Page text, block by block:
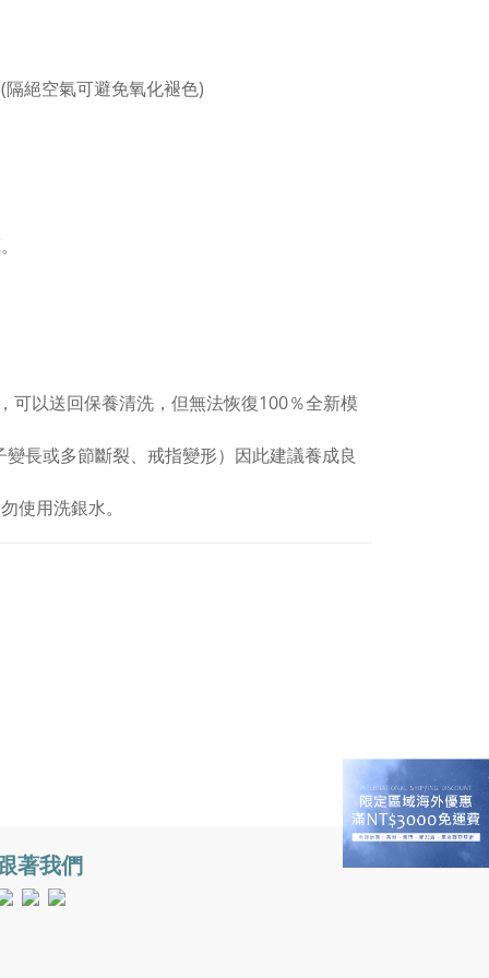
絕空氣可避免氧化褪色)
以送回保養清洗，但無法恢復100％全新模
長或多節斷裂、戒指變形）因此建議養成良
使用洗銀水。
著我們